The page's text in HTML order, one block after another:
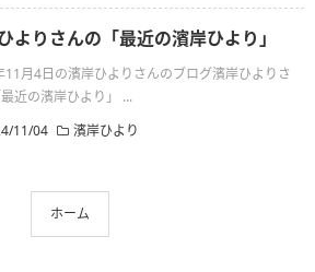
よりさんの「最近の濱岸ひより」
11月4日の濱岸ひよりさんのブログ濱岸ひよりさ
近の濱岸ひより」 ...
11/04
濱岸ひより
ホーム